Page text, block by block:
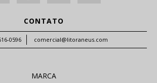
CONTATO
0596 comercial@litoraneus.com
MARCA